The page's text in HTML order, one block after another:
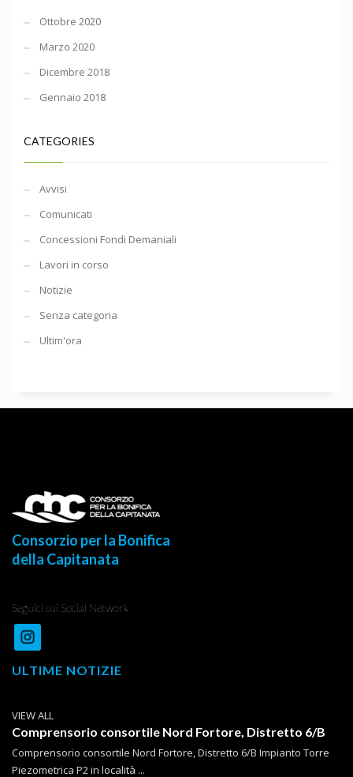
Ottobre 2020
Marzo 2020
Dicembre 2018
Gennaio 2018
CATEGORIES
Avvisi
Comunicati
Concessioni Fondi Demaniali
Lavori in corso
Notizie
Senza categoria
Ultim'ora
Consorzio per la Bonifica
della Capitanata
Seguici sui Social Network
ULTIME NOTIZIE
VIEW ALL
Comprensorio consortile Nord Fortore, Distretto 6/B
Comprensorio consortile Nord Fortore, Distretto 6/B Impianto Torre
Piezometrica P2 in località ...